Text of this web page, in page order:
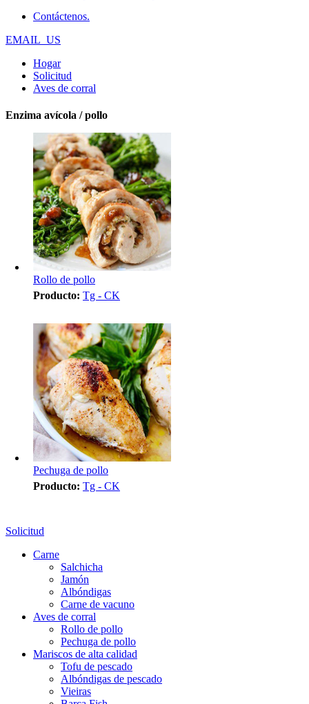
Contáctenos.
EMAIL_US
Hogar
Solicitud
Aves de corral
Enzima avícola / pollo
Rollo de pollo
Producto: Tg - CK
Pechuga de pollo
Producto: Tg - CK
Solicitud
Carne
Salchicha
Jamón
Albóndigas
Carne de vacuno
Aves de corral
Rollo de pollo
Pechuga de pollo
Mariscos de alta calidad
Tofu de pescado
Albóndigas de pescado
Vieiras